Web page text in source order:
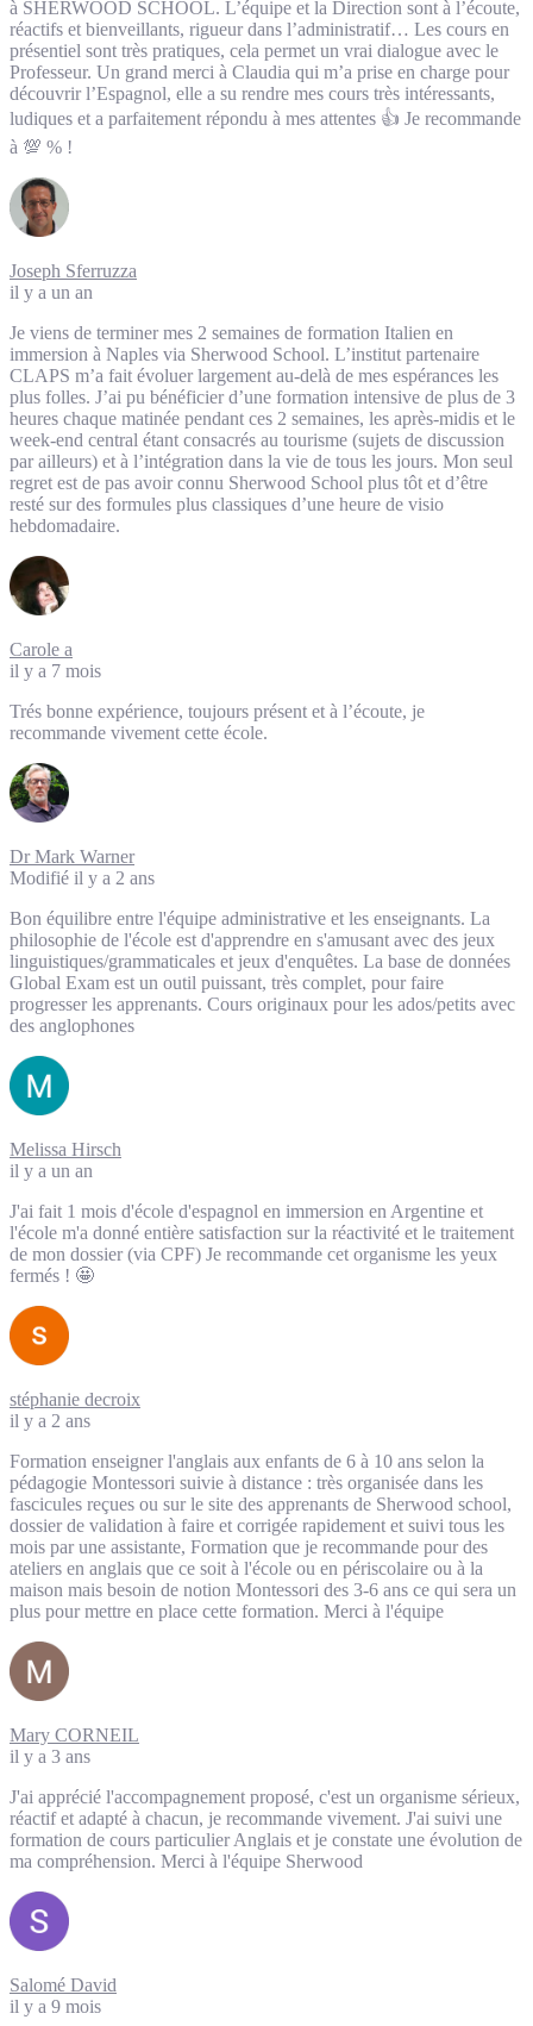
à SHERWOOD SCHOOL. L’équipe et la Direction sont à l’écoute,
réactifs et bienveillants, rigueur dans l’administratif… Les cours en
présentiel sont très pratiques, cela permet un vrai dialogue avec le
Professeur. Un grand merci à Claudia qui m’a prise en charge pour
découvrir l’Espagnol, elle a su rendre mes cours très intéressants,
ludiques et a parfaitement répondu à mes attentes 👍 Je recommande
à 💯 % !
Joseph Sferruzza
il y a un an
Je viens de terminer mes 2 semaines de formation Italien en
immersion à Naples via Sherwood School. L’institut partenaire
CLAPS m’a fait évoluer largement au-delà de mes espérances les
plus folles. J’ai pu bénéficier d’une formation intensive de plus de 3
heures chaque matinée pendant ces 2 semaines, les après-midis et le
week-end central étant consacrés au tourisme (sujets de discussion
par ailleurs) et à l’intégration dans la vie de tous les jours. Mon seul
regret est de pas avoir connu Sherwood School plus tôt et d’être
resté sur des formules plus classiques d’une heure de visio
hebdomadaire.
Carole a
il y a 7 mois
Trés bonne expérience, toujours présent et à l’écoute, je
recommande vivement cette école.
Dr Mark Warner
Modifié il y a 2 ans
Bon équilibre entre l'équipe administrative et les enseignants. La
philosophie de l'école est d'apprendre en s'amusant avec des jeux
linguistiques/grammaticales et jeux d'enquêtes. La base de données
Global Exam est un outil puissant, très complet, pour faire
progresser les apprenants. Cours originaux pour les ados/petits avec
des anglophones
Melissa Hirsch
il y a un an
J'ai fait 1 mois d'école d'espagnol en immersion en Argentine et
l'école m'a donné entière satisfaction sur la réactivité et le traitement
de mon dossier (via CPF) Je recommande cet organisme les yeux
fermés ! 🤩
stéphanie decroix
il y a 2 ans
Formation enseigner l'anglais aux enfants de 6 à 10 ans selon la
pédagogie Montessori suivie à distance : très organisée dans les
fascicules reçues ou sur le site des apprenants de Sherwood school,
dossier de validation à faire et corrigée rapidement et suivi tous les
mois par une assistante, Formation que je recommande pour des
ateliers en anglais que ce soit à l'école ou en périscolaire ou à la
maison mais besoin de notion Montessori des 3-6 ans ce qui sera un
plus pour mettre en place cette formation. Merci à l'équipe
Mary CORNEIL
il y a 3 ans
J'ai apprécié l'accompagnement proposé, c'est un organisme sérieux,
réactif et adapté à chacun, je recommande vivement. J'ai suivi une
formation de cours particulier Anglais et je constate une évolution de
ma compréhension. Merci à l'équipe Sherwood
Salomé David
il y a 9 mois